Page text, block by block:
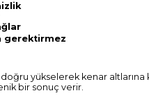
gerektirmez
yükselerek kenar altlarına
bir sonuç verir.